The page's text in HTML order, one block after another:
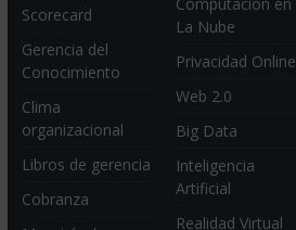
Scorecard
Gerencia del
Conocimiento
Clima
organizacional
Libros de gerencia
Cobranza
La Nube
Privacidad Online
Web 2.0
Big Data
Inteligencia
Artificial
Realidad Virtual